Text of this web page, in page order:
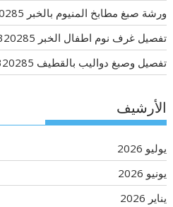
ورشة صبغ مطابخ المنيوم بالخبر 0545320285
تفصيل غرف نوم اطفال الخبر 0545320285
تفصيل وصبغ دواليب بالقطيف 0545320285
الأرشيف
يوليو 2026
يونيو 2026
يناير 2026